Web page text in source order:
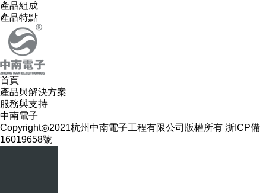
產品組成
產品特點
首頁
產品與解決方案
服務與支持
中南電子
Copyright◎2021杭州中南電子工程有限公司版權所有 浙ICP備
16019658號